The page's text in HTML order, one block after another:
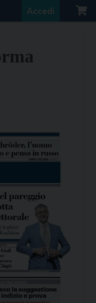
Accedi